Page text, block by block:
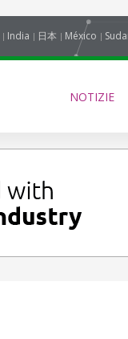
India 日本 México
NOTIZIE